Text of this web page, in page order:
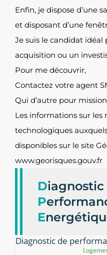
Enfin, je dispose d’une
et disposant d’une
Je suis le candidat
acquisition ou un
Pour me découvrir,
Contactez votre agent
Qui d’autre pour
Les informations sur les
technologiques
disponibles sur le site
www.georisques.gouv.fr
Diagnostic
P
E
Diagnostic de